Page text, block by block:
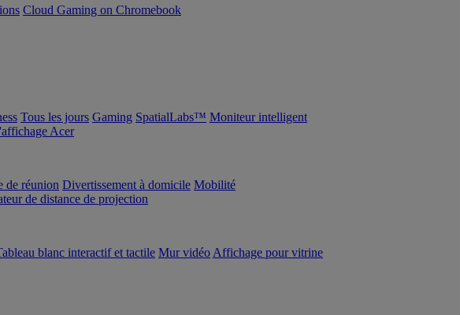
Cloud Gaming on Chromebook
Tous les jours Gaming SpatialLabs™ Moniteur intelligent
Acer
de réunion Divertissement à domicile Mobilité
de distance de projection
blanc interactif et tactile Mur vidéo Affichage pour vitrine